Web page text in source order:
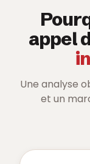
appel
Une analyse
et un